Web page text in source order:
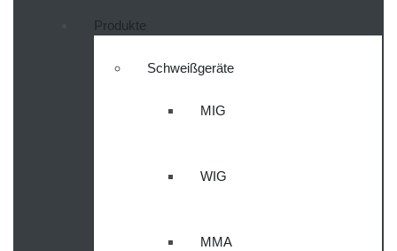
Produkte
Schweißgeräte
MIG
WIG
MMA